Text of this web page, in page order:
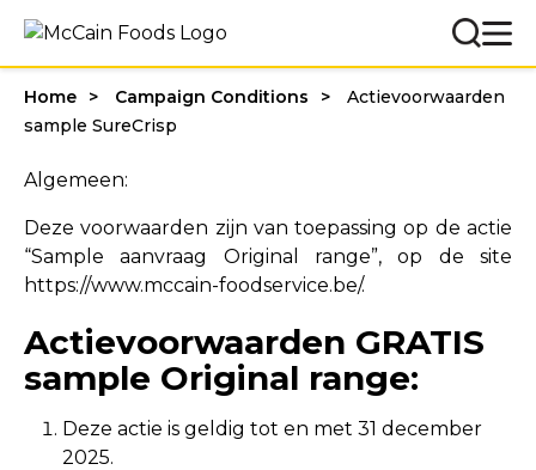
Home Campaign Conditions
Actievoorwaarden
sample SureCrisp
Algemeen:
Deze voorwaarden zijn van toepassing op de actie
“Sample aanvraag Original range”, op de site
https://www.mccain-foodservice.be/.
Actievoorwaarden GRATIS
sample Original range:
Deze actie is geldig tot en met 31 december
2025.